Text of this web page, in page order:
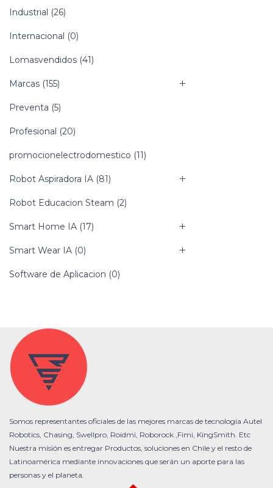
Industrial (26)
Internacional (0)
Lomasvendidos (41)
Marcas (155)
Preventa (5)
Profesional (20)
promocionelectrodomestico (11)
Robot Aspiradora IA (81)
Robot Educacion Steam (2)
Smart Home IA (17)
Smart Wear IA (0)
Software de Aplicacion (0)
Somos representantes oficiales de las mejores marcas de tecnología Autel
Robotics, Chasing, Swellpro, Roidmi, Roborock ,Fimi, KingSmith. Etc
Nuestra misión es entregar Productos, soluciones en Chile y el resto de
Latinoamérica mediante innovaciones que serán un aporte para las
personas y el planeta.